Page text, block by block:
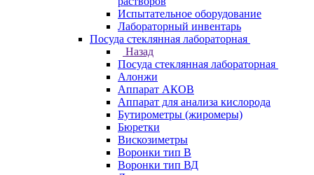
Испытательное оборудование
Лабораторный инвентарь
Посуда стеклянная лабораторная
Назад
Посуда стеклянная лабораторная
Алонжи
Аппарат АКОВ
Аппарат для анализа кислорода
Бутирометры (жиромеры)
Бюретки
Вискозиметры
Воронки тип В
Воронки тип ВД